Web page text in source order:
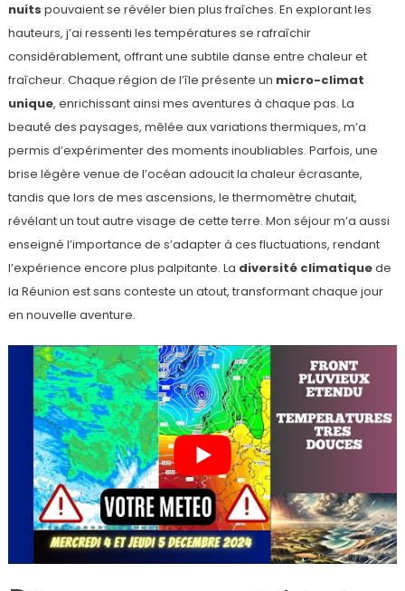
nuits pouvaient se révéler bien plus fraîches. En explorant les
hauteurs, j’ai ressenti les températures se rafraîchir
considérablement, offrant une subtile danse entre chaleur et
fraîcheur. Chaque région de l’île présente un micro-climat
unique, enrichissant ainsi mes aventures à chaque pas. La
beauté des paysages, mêlée aux variations thermiques, m’a
permis d’expérimenter des moments inoubliables. Parfois, une
brise légère venue de l’océan adoucit la chaleur écrasante,
tandis que lors de mes ascensions, le thermomètre chutait,
révélant un tout autre visage de cette terre. Mon séjour m’a aussi
enseigné l’importance de s’adapter à ces fluctuations, rendant
l’expérience encore plus palpitante. La diversité climatiquede
la Réunion est sans conteste un atout, transformant chaque jour
en nouvelle aventure.